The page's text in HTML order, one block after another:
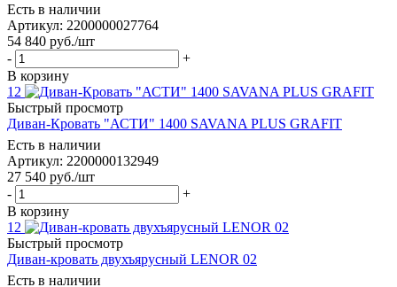
Есть в наличии
Артикул: 2200000027764
54 840 руб./шт
-
+
В корзину
12
Быстрый просмотр
Диван-Кровать "АСТИ" 1400 SAVANA PLUS GRAFIT
Есть в наличии
Артикул: 2200000132949
27 540 руб./шт
-
+
В корзину
12
Быстрый просмотр
Диван-кровать двухъярусный LENOR 02
Есть в наличии